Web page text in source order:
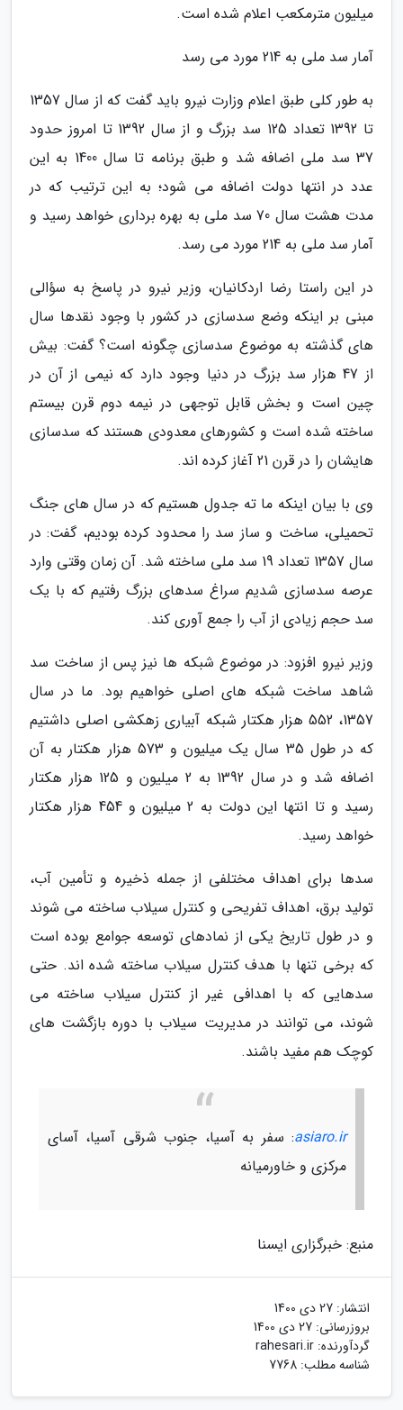
میلیون مترمکعب اعلام شده است.
آمار سد ملی به 214 مورد می رسد
به طور کلی طبق اعلام وزارت نیرو باید گفت که از سال 1357
تا 1392 تعداد 125 سد بزرگ و از سال 1392 تا امروز حدود
37 سد ملی اضافه شد و طبق برنامه تا سال 1400 به این
عدد در انتها دولت اضافه می شود؛ به این ترتیب که در
مدت هشت سال 70 سد ملی به بهره برداری خواهد رسید و
آمار سد ملی به 214 مورد می رسد.
در این راستا رضا اردکانیان، وزیر نیرو در پاسخ به سؤالی
مبنی بر اینکه وضع سدسازی در کشور با وجود نقدها سال
های گذشته به موضوع سدسازی چگونه است؟ گفت: بیش
از 47 هزار سد بزرگ در دنیا وجود دارد که نیمی از آن در
چین است و بخش قابل توجهی در نیمه دوم قرن بیستم
ساخته شده است و کشورهای معدودی هستند که سدسازی
هایشان را در قرن 21 آغاز کرده اند.
وی با بیان اینکه ما ته جدول هستیم که در سال های جنگ
تحمیلی، ساخت و ساز سد را محدود کرده بودیم، گفت: در
سال 1357 تعداد 19 سد ملی ساخته شد. آن زمان وقتی وارد
عرصه سدسازی شدیم سراغ سدهای بزرگ رفتیم که با یک
سد حجم زیادی از آب را جمع آوری کند.
وزیر نیرو افزود: در موضوع شبکه ها نیز پس از ساخت سد
شاهد ساخت شبکه های اصلی خواهیم بود. ما در سال
1357، 552 هزار هکتار شبکه آبیاری زهکشی اصلی داشتیم
که در طول 35 سال یک میلیون و 573 هزار هکتار به آن
اضافه شد و در سال 1392 به 2 میلیون و 125 هزار هکتار
رسید و تا انتها این دولت به 2 میلیون و 454 هزار هکتار
خواهد رسید.
سدها برای اهداف مختلفی از جمله ذخیره و تأمین آب،
تولید برق، اهداف تفریحی و کنترل سیلاب ساخته می شوند
و در طول تاریخ یکی از نمادهای توسعه جوامع بوده است
که برخی تنها با هدف کنترل سیلاب ساخته شده اند. حتی
سدهایی که با اهدافی غیر از کنترل سیلاب ساخته می
شوند، می توانند در مدیریت سیلاب با دوره بازگشت های
کوچک هم مفید باشند.
asiaro.ir: سفر به آسیا، جنوب شرقی آسیا، آسای
مرکزی و خاورمیانه
منبع: خبرگزاری ایسنا
انتشار: 27 دی 1400
بروزرسانی: 27 دی 1400
گردآورنده: rahesari.ir
شناسه مطلب: 7768